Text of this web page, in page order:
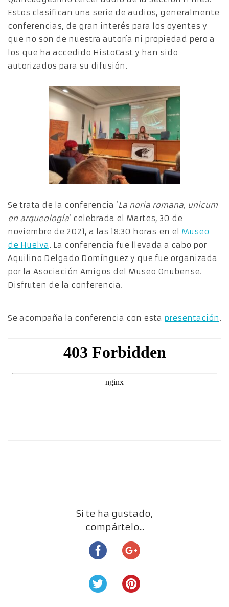
Estos clasifican una serie de audios, generalmente
conferencias, de gran interés para los oyentes y
que no son de nuestra autoría ni propiedad pero a
los que ha accedido HistoCast y han sido
autorizados para su difusión.
Se trata de la conferencia ‘La noria romana, unicum
en arqueología‘ celebrada el Martes, 30 de
noviembre de 2021, a las 18:30 horas en el Museo
de Huelva. La conferencia fue llevada a cabo por
Aquilino Delgado Domínguez y que fue organizada
por la Asociación Amigos del Museo Onubense.
Disfruten de la conferencia.
Se acompaña la conferencia con esta presentación.
Si te ha gustado,
compártelo...